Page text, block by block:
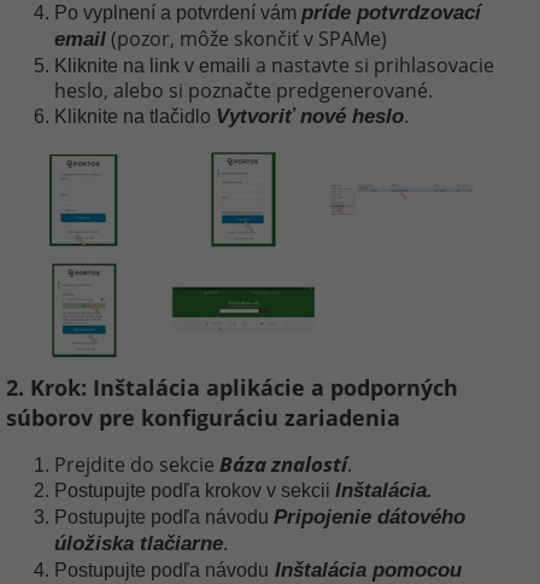
Po vyplnení a potvrdení vám príde potvrdzovací
email (pozor, môže skončiť v SPAMe)
Kliknite na link v emaili a nastavte si prihlasovacie
heslo, alebo si poznačte predgenerované.
Kliknite na tlačidlo Vytvoriť nové heslo.
2. Krok: Inštalácia aplikácie a podporných
súborov pre konfiguráciu zariadenia
Prejdite do sekcie Báza znalostí.
Postupujte podľa krokov v sekcii Inštalácia.
Postupujte podľa návodu Pripojenie dátového
úložiska tlačiarne.
Postupujte podľa návodu Inštalácia pomocou